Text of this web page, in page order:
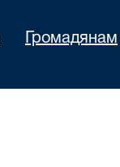
Громадянам